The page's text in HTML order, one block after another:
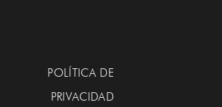
POLÍTICA DE
PRIVACIDAD